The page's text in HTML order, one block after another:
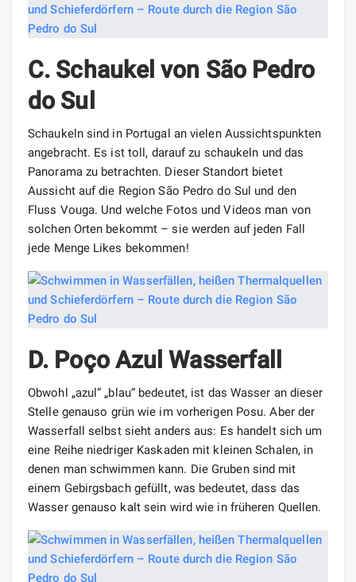
C. Schaukel von São Pedro
do Sul
Schaukeln sind in Portugal an vielen Aussichtspunkten
angebracht. Es ist toll, darauf zu schaukeln und das
Panorama zu betrachten. Dieser Standort bietet
Aussicht auf die Region São Pedro do Sul und den
Fluss Vouga. Und welche Fotos und Videos man von
solchen Orten bekommt – sie werden auf jeden Fall
jede Menge Likes bekommen!
D. Poço Azul Wasserfall
Obwohl „azul“ „blau“ bedeutet, ist das Wasser an dieser
Stelle genauso grün wie im vorherigen Posu. Aber der
Wasserfall selbst sieht anders aus: Es handelt sich um
eine Reihe niedriger Kaskaden mit kleinen Schalen, in
denen man schwimmen kann. Die Gruben sind mit
einem Gebirgsbach gefüllt, was bedeutet, dass das
Wasser genauso kalt sein wird wie in früheren Quellen.